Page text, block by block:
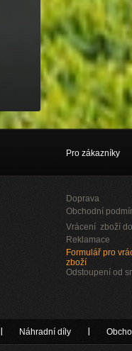
Pro zákazníky
Doprava
Obchodní
Vrácení zboží
Reklamace
Formulář pro
zboží
Odstoupení od
Náhradní díly